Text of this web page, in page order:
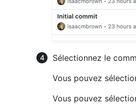
Sélectionnez le
Vous pouvez
Vous pouvez